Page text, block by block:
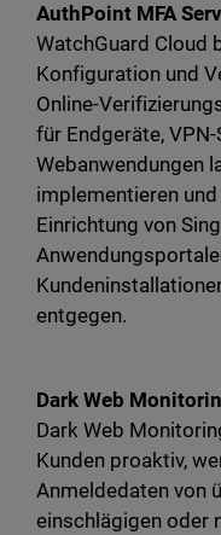
AuthPoint MFA
WatchGuard Cloud
Konfiguration und
Online-
für Endgeräte,
Webanwendungen
implementieren
Einrichtung von
entgegen.
Dark Web
Dark Web
Kunden proaktiv,
Anmeldedaten von
einschlägigen oder